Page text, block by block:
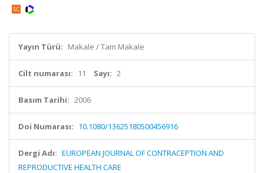
Yayın Türü: Makale / Tam Makale
Cilt numarası: 11 Sayı: 2
Basım Tarihi: 2006
Doi Numarası: 10.1080/13625180500456916
Dergi Adı: EUROPEAN JOURNAL OF CONTRACEPTION AND
REPRODUCTIVE HEALTH CARE